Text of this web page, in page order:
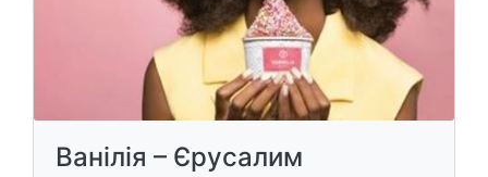
Ванілія – Єрусалим